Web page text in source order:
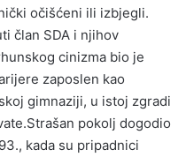
očišćeni ili izbjegli.
član SDA i njihov
cinizma bio je
zaposlen kao
gimnaziji, u istoj zgradi
pokolj dogodio
kada su pripadnici